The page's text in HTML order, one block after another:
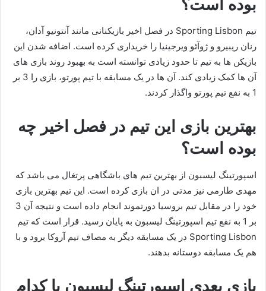
بوده است؟
تیم Sporting Lisbon در فصل اخیر بازیکنانی مانند آنتونیو آدان،
رنان ریبیرو و ژوآئو ویرجینیا را خریداری کرده است. اضافه شدن این
بازیکن ها به تیم تا حدود زیادی توانسته است به بهبود روند بازی های
آن ها کمک زیادی کند. آن ها در یک مسابقه با تیم پورتو، بازی را 3 بر
1 به نفع تیم پورتو واگذار کردند.
بهترین بازی این تیم در فصل اخیر چه
بوده است؟
اسپورتینگ لیسبون از بهترین تیم های باشگاهی پرتغال می باشد که
مهدی طارمی نیز مدتی در ان بازی کرده است. این تیم بهترین بازی
خود را در مقابل تیم بروسیا دورتموند انجام داده است و نتیجه آن 3
بر 1 به نفع تیم اسپورتینگ لیسبون به پایان رسید. قرار است که تیم
Sporting Lisbon در یک مسابقه دیگر به مصاف تیم آروکا برود و با
هم یک مسابقه دوستانه بدهند.
بازی بعدی اسپورتینگ لیسبون با کدام